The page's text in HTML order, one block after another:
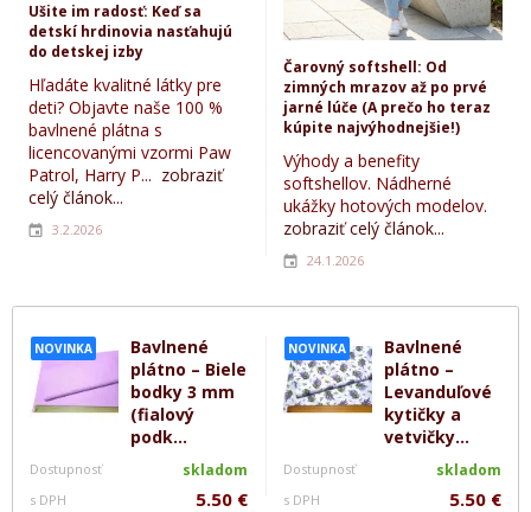
NOVINKA
Bavlnené
plátno – Biele
bodky 3 mm
(fialový
podk...
Dostupnosť skladom
s DPH 5.50 €
NOVINKA
Bavlnené
plátno –
Levanduľové
kytičky a
vetvičky...
Dostupnosť skladom
s DPH 5.50 €
Ušite im radosť: Keď sa
detskí hrdinovia nasťahujú
do detskej izby
Hľadáte kvalitné látky pre
deti? Objavte naše 100 %
bavlnené plátna s
licencovanými vzormi Paw
Patrol, Harry P... zobraziť
celý článok...
3.2.2026
Čarovný softshell: Od
zimných mrazov až po prvé
jarné lúče (A prečo ho teraz
kúpite najvýhodnejšie!)
Výhody a benefity
softshellov. Nádherné
ukážky hotových modelov.
zobraziť celý článok...
24.1.2026